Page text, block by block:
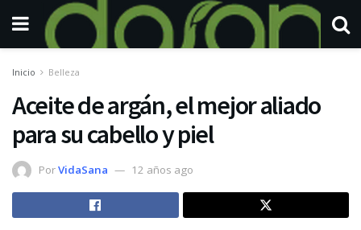
Inicio Belleza
Aceite de argán, el mejor aliado
para su cabello y piel
PorVidaSana 12 años ago